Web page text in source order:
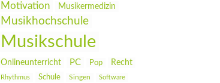
Motivation Musikermedizin
Musikhochschule
Musikschule
Onlineunterricht PC Pop Recht
Rhythmus Schule Singen Software